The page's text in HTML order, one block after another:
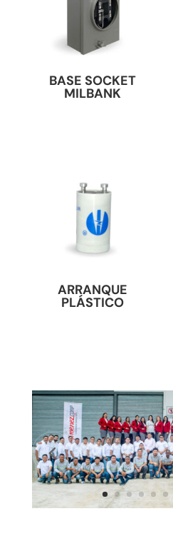
BASE SOCKET
MILBANK
ARRANQUE
PLÁSTICO